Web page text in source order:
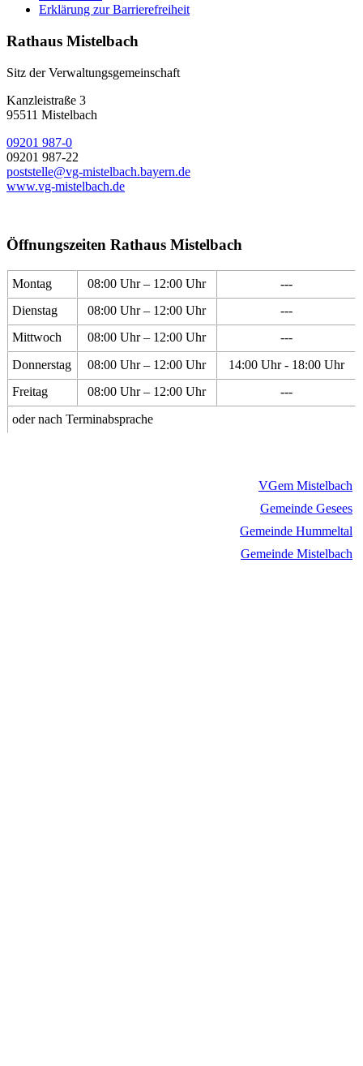
Erklärung zur Barrierefreiheit
Rathaus Mistelbach
Sitz der Verwaltungsgemeinschaft
Kanzleistraße 3
95511 Mistelbach
09201 987-0
09201 987-22
poststelle@vg-mistelbach.bayern.de
www.vg-mistelbach.de
Öffnungszeiten Rathaus Mistelbach
Montag 08:00 Uhr – 12:00 Uhr
---
Dienstag
08:00 Uhr – 12:00 Uhr
---
Mittwoch
08:00 Uhr – 12:00 Uhr
---
Donnerstag
08:00 Uhr – 12:00 Uhr
14:00 Uhr - 18:00 Uhr
Freitag
08:00 Uhr – 12:00 Uhr
---
oder nach Terminabsprache
VGem Mistelbach
Gemeinde Gesees
Gemeinde Hummeltal
Gemeinde Mistelbach